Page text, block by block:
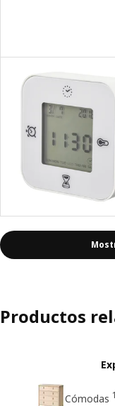
Productos
Cómodas